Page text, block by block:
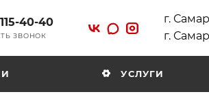
40-40
ЗВОНОК
г.
г.
УСЛУГИ